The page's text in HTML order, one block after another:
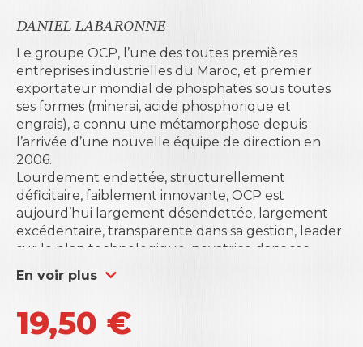
DANIEL LABARONNE
Le groupe OCP, l’une des toutes premières
entreprises industrielles du Maroc, et premier
exportateur mondial de phosphates sous toutes
ses formes (minerai, acide phosphorique et
engrais), a connu une métamorphose depuis
l’arrivée d’une nouvelle équipe de direction en
2006.
Lourdement endettée, structurellement
déficitaire, faiblement innovante, OCP est
aujourd’hui largement désendettée, largement
excédentaire, transparente dans sa gestion, leader
sur le plan technologique, novatrice dans ses
pratiques.
Quelle est cette entreprise qui a pu, qui a su,
temps ? Quelles philosophie managériale a inspiré
la stratégie de transformation mise en œuvre ?
En voir plus
19,50 €